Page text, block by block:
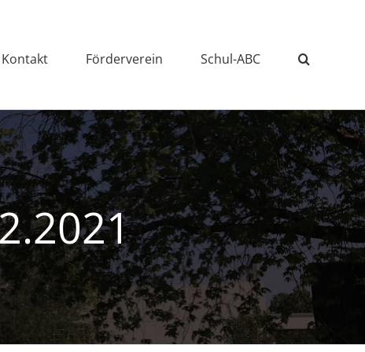
Kontakt Förderverein Schul-ABC